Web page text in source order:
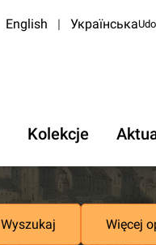
English | Українська
Kolekcje
Wyszukaj Więcej